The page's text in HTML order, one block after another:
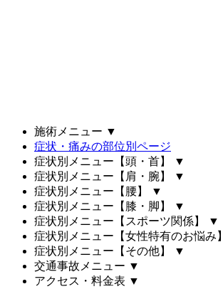
施術メニュー ▼
症状・痛みの部位別ページ
症状別メニュー【頭・首】
▼
症状別メニュー【肩・腕】
▼
症状別メニュー【腰】
▼
症状別メニュー【膝・脚】
▼
症状別メニュー【スポーツ関係】
▼
症状別メニュー【女性特有のお悩み】
症状別メニュー【その他】
▼
交通事故メニュー ▼
アクセス・料金表 ▼